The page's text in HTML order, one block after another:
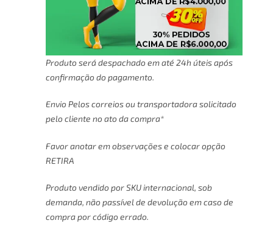
Produto será despachado em até 24h úteis após
confirmação do pagamento.
Envio Pelos correios ou transportadora solicitado
pelo cliente no ato da compra*
Favor anotar em observações e colocar opção
RETIRA
Produto vendido por SKU internacional, sob
demanda, não passível de devolução em caso de
compra por código errado.